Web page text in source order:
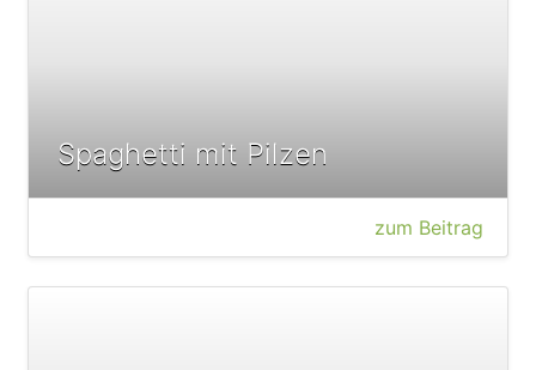
Spaghetti mit Pilzen
zum Beitrag